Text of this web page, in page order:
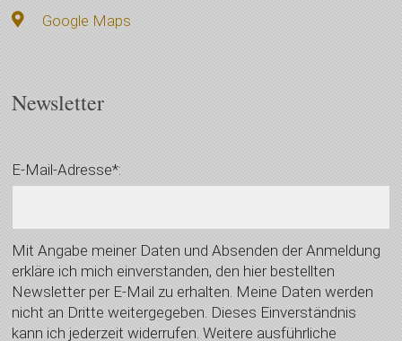
Google Maps
Newsletter
E-Mail-Adresse*:
Mit Angabe meiner Daten und Absenden der Anmeldung
erkläre ich mich einverstanden, den hier bestellten
Newsletter per E-Mail zu erhalten. Meine Daten werden
nicht an Dritte weitergegeben. Dieses Einverständnis
kann ich jederzeit widerrufen. Weitere ausführliche